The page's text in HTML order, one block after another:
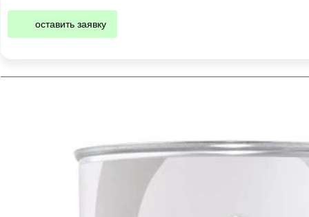
оставить заявку